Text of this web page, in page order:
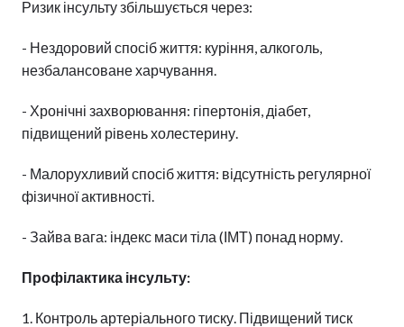
Ризик інсульту збільшується через:
- Нездоровий спосіб життя: куріння, алкоголь,
незбалансоване харчування.
- Хронічні захворювання: гіпертонія, діабет,
підвищений рівень холестерину.
- Малорухливий спосіб життя: відсутність регулярної
фізичної активності.
- Зайва вага: індекс маси тіла (ІМТ) понад норму.
Профілактика інсульту:
1. Контроль артеріального тиску. Підвищений тиск